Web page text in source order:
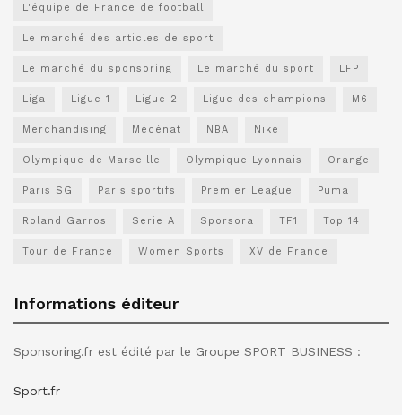
L'équipe de France de football
Le marché des articles de sport
Le marché du sponsoring Le marché du sport LFP
Liga Ligue 1 Ligue 2 Ligue des champions M6
Merchandising Mécénat NBA Nike
Olympique de Marseille Olympique Lyonnais Orange
Paris SG Paris sportifs Premier League Puma
Roland Garros Serie A Sporsora TF1 Top 14
Tour de France Women Sports XV de France
Informations éditeur
Sponsoring.fr est édité par le Groupe SPORT BUSINESS :
Sport.fr